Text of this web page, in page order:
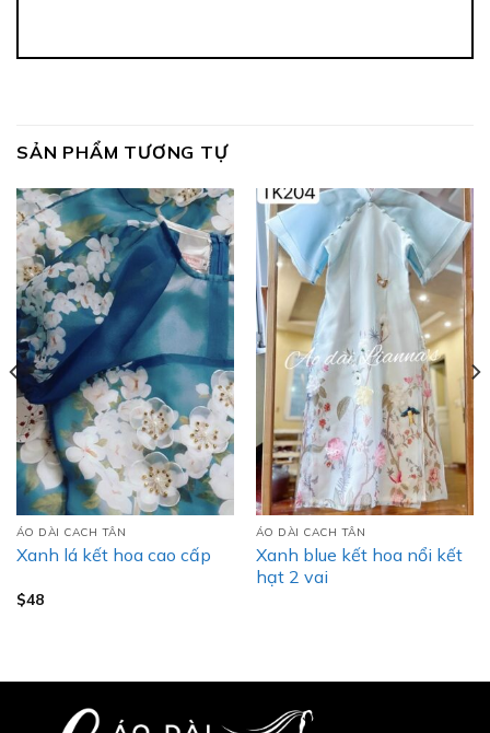
SẢN PHẨM TƯƠNG TỰ
ÁO DÀI CACH TÂN
Xanh lá kết hoa cao cấp
$48
ÁO DÀI CACH TÂN
Xanh blue kết hoa nổi kết
hạt 2 vai